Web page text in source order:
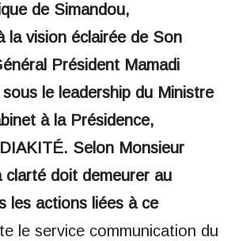
de Simandou,
la vision éclairée de Son
Président Mamadi
le leadership du Ministre
à la Présidence,
Selon Monsieur
clarté doit demeurer au
les actions liées à ce
le service communication du